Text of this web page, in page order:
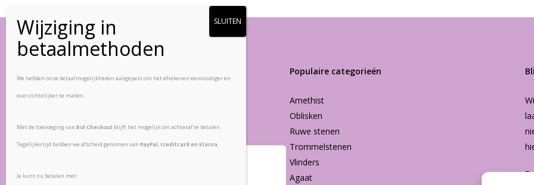
Zandpad-Driemond 5
Nederland
Retourbeleid
Populaire categorieën
Amethist
Oblisken
Ruwe stenen
Trommelstenen
Vlinders
Agaat
We hebben onze betaalmogelijkheden aangepast om het afrekenen eenvoudiger en
overzichtelijker te maken.
Met de toevoeging van Bol Checkout blijft het mogelijk om achteraf te betalen.
Tegelijkertijd hebben we afscheid genomen van PayPal, creditcard en Klarna.
Je kunt nu betalen met: